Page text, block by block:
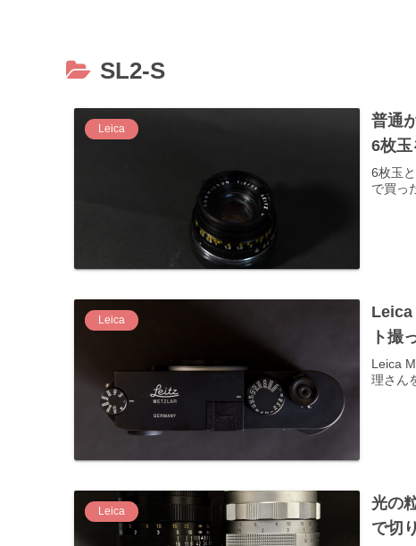
SL2-S
Leica
普通
6枚玉
6枚玉
で買っ
Leica
Leica
ト撮
Leica
理さん
Leica
光の
で切